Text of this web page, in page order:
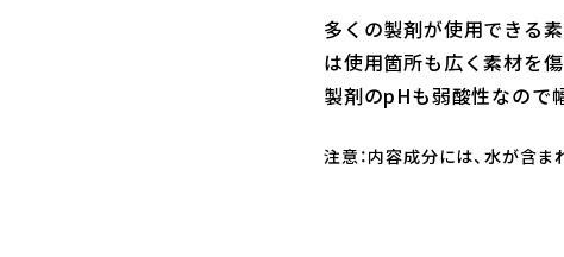
多くの製剤が使用できる
は使用箇所も広く素材を傷
製剤のpHも弱酸性なので
注意：内容成分には、水が含